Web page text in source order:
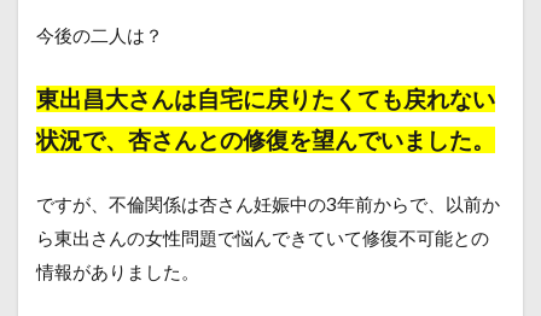
今後の二人は？
東出昌大さんは自宅に戻りたくても戻れない
状況で、 杏さんとの修復を望んでいました。
ですが、不倫関係は杏さん妊娠中の3年前からで、以前か
ら東出さんの女性問題で悩んできていて修復不可能との
情報がありました。